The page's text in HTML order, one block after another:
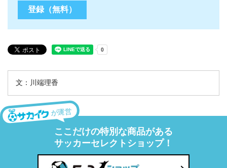
文：川端理香
が運営
ここだけの特別な商品がある
サッカーセレクトショップ！